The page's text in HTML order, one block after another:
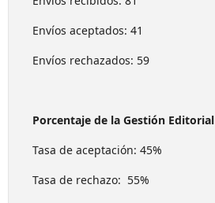
Envíos aceptados: 41
Envíos rechazados: 59
Porcentaje de la Gestión Editorial
Tasa de aceptación: 45%
Tasa de rechazo: 55%